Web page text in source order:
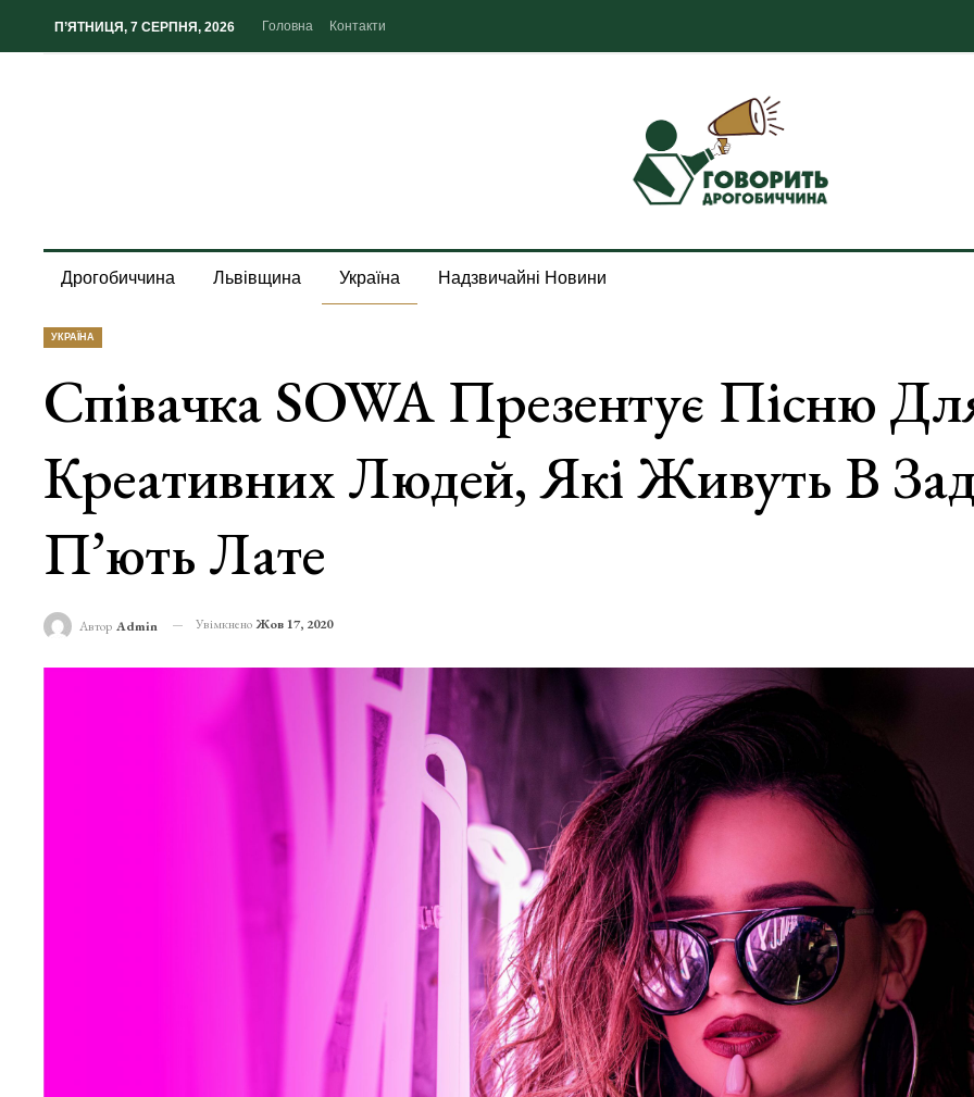
П’ЯТНИЦЯ, 7 СЕРПНЯ, 2026 Головна Контакти
Дрогобиччина Львівщина Україна Надзвичайні Новини
УКРАЇНА
Співачка SOWA Презентує Пісню
Креативних Людей, Які Живуть В
П’ють Лате
Автор Admin Увімкнено Жов 17, 2020